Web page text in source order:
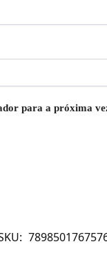
para a próxima